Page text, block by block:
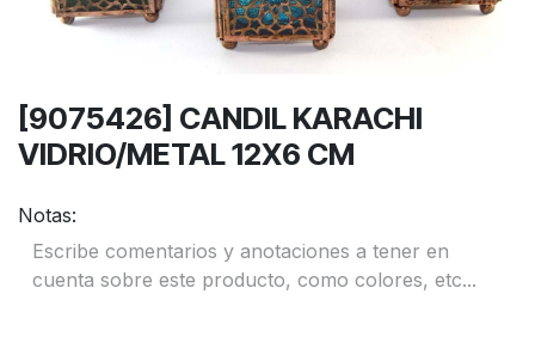
[9075426] CANDIL KARACHI
VIDRIO/METAL 12X6 CM
Notas: